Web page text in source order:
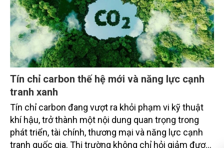
Tín chỉ carbon thế hệ mới và năng lực cạnh
tranh xanh
Tín chỉ carbon đang vượt ra khỏi phạm vi kỹ thuật
khí hậu, trở thành một nội dung quan trọng trong
phát triển, tài chính, thương mại và năng lực cạnh
tranh quốc gia. Thị trường không chỉ hỏi giảm được